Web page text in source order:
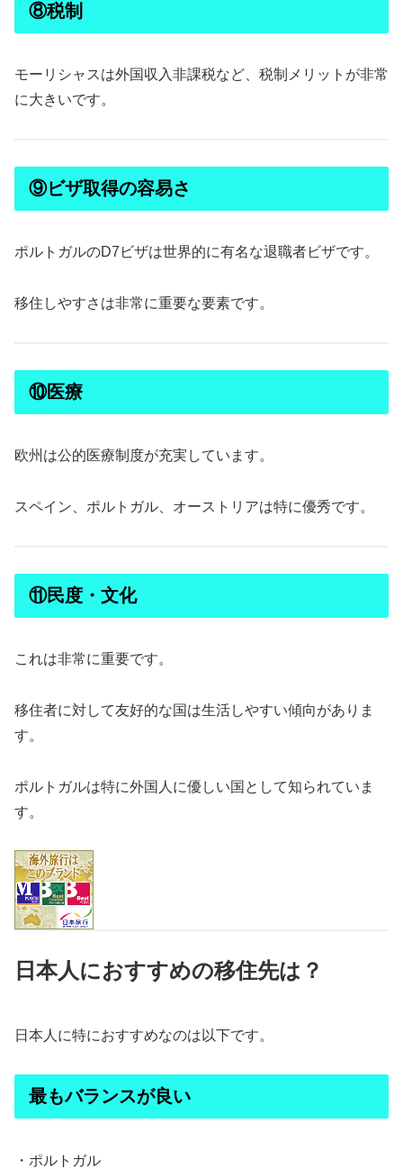
⑧税制
モーリシャスは外国収入非課税など、税制メリットが非常
に大きいです。
⑨ビザ取得の容易さ
ポルトガルのD7ビザは世界的に有名な退職者ビザです。
移住しやすさは非常に重要な要素です。
⑩医療
欧州は公的医療制度が充実しています。
スペイン、ポルトガル、オーストリアは特に優秀です。
⑪民度・文化
これは非常に重要です。
移住者に対して友好的な国は生活しやすい傾向がありま
す。
ポルトガルは特に外国人に優しい国として知られていま
す。
日本人におすすめの移住先は？
日本人に特におすすめなのは以下です。
最もバランスが良い
・ポルトガル